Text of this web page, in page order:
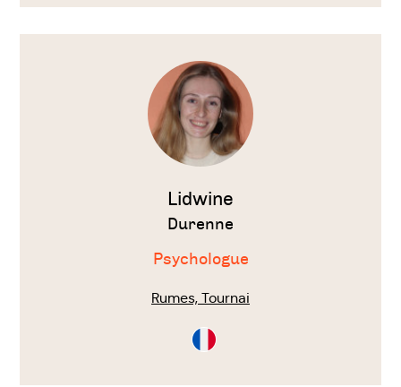
Voir
Lidwine
Durenne
Psychologue
Rumes, Tournai
Consultation
en